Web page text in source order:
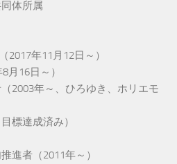
体所属
2017年11月12日～）
月16日～）
2003年～、ひろゆき、ホリエモ
標達成済み）
進者（2011年～）